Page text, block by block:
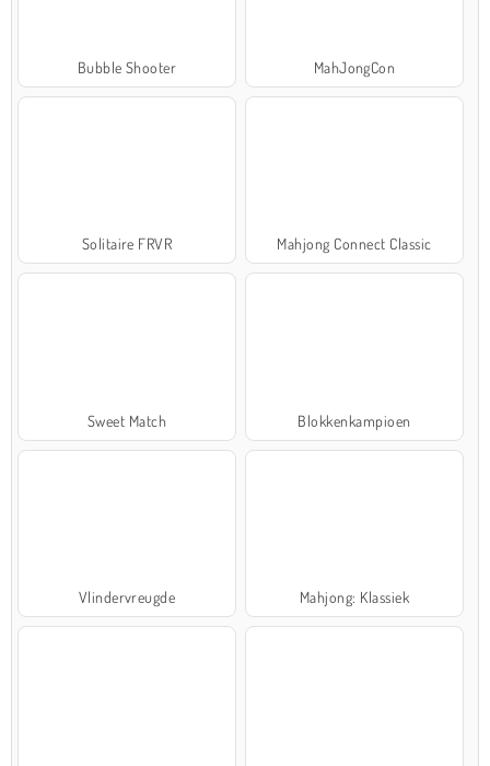
Bubble Shooter MahJongCon
Solitaire FRVR Mahjong Connect Classic
Sweet Match Blokkenkampioen
Vlindervreugde Mahjong: Klassiek